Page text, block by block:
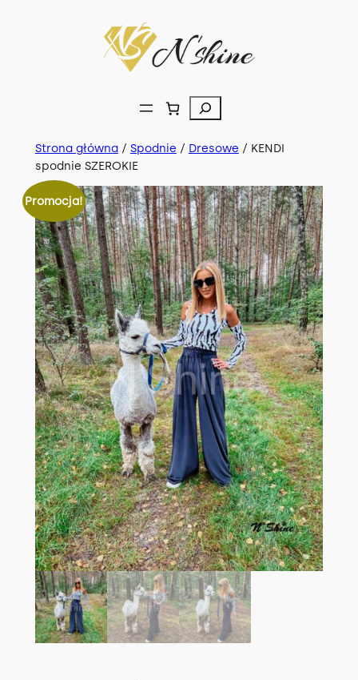
Szukaj
Strona główna/ Spodnie / Dresowe / KENDI
spodnie SZEROKIE
Promocja!